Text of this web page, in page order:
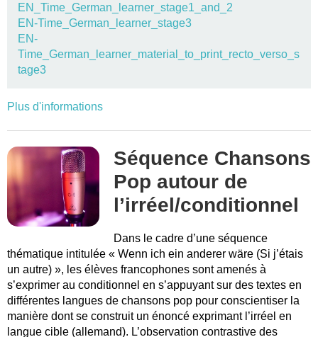
EN_Time_German_learner_stage1_and_2
EN-Time_German_learner_stage3
EN-
Time_German_learner_material_to_print_recto_verso_s
tage3
Plus d'informations
Séquence Chansons
Pop autour de
l’irréel/conditionnel
Dans le cadre d’une séquence
thématique intitulée « Wenn ich ein anderer wäre (Si j’étais
un autre) », les élèves francophones sont amenés à
s’exprimer au conditionnel en s’appuyant sur des textes en
différentes langues de chansons pop pour conscientiser la
manière dont se construit un énoncé exprimant l’irréel en
langue cible (allemand). L’observation contrastive des